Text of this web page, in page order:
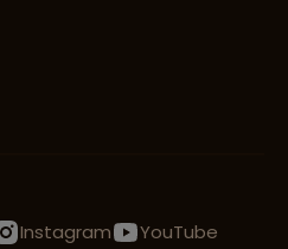
Instagram
YouTube